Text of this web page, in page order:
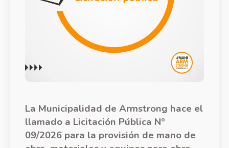
La Municipalidad de Armstrong hace el
llamado a Licitación Pública Nº
09/2026 para la provisión de mano de